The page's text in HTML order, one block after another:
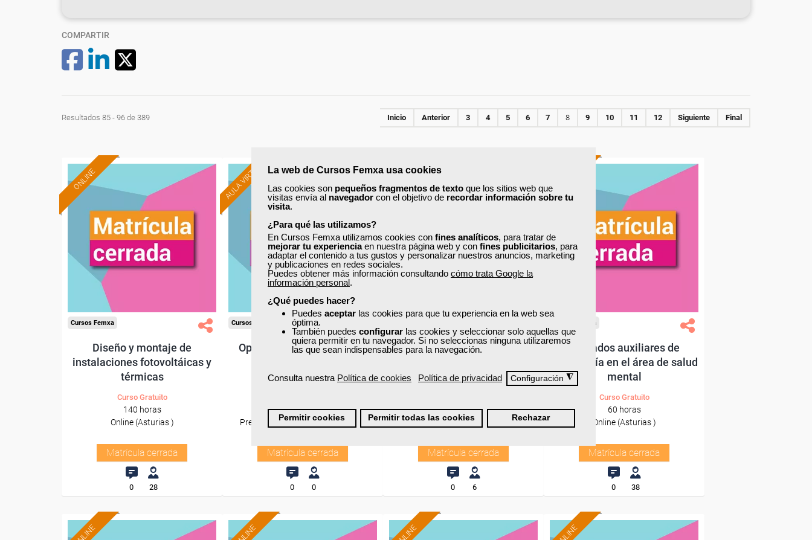
La web de Cursos Femxa usa cookies
Las cookies son pequeños fragmentos de texto que los sitios web que
visitas envía al navegador con el objetivo de recordar información sobre tu
visita.
¿Para qué las utilizamos?
En Cursos Femxa utilizamos cookies con fines analíticos, para tratar de
mejorar tu experienciaen nuestra página web y con fines publicitarios, para
adaptar el contenido a tus gustos y personalizar nuestros anuncios, marketing
y publicaciones en redes sociales.
Puedes obtener más información consultando cómo trata Google la
información personal.
¿Qué puedes hacer?
Puedes aceptar las cookies para que tu experiencia en la web sea
óptima.
También puedes configurar las cookies y seleccionar solo aquellas que
quiera permitir en tu navegador. Si no seleccionas ninguna utilizaremos
las que sean indispensables para la navegación.
Consulta nuestra Política de cookies Política de privacidad Configuración ◮
Permitir cookies Permitir todas las cookies Rechazar
COMPARTIR
Resultados 85 - 96 de 389 Inicio Anterior 3 4 5 6 7 8 9 10 11 12 Siguiente Final
ONLINE
Cursos Femxa
Diseño y montaje de
instalaciones fotovoltáicas y
térmicas
Curso Gratuito
140 horas
Online (Asturias )
Matrícula cerrada
0 28
AULA VIRTUAL
Cursos Femxa
Optimización de la cadena
90 horas
Presencial - Aula virtual en Madrid
Matrícula cerrada
0 0
PRESENCIAL
Social media marketing y
online
40 horas
Presencial - Aula virtual en Asturias
Matrícula cerrada
0 6
Cursos Femxa
Cuidados auxiliares de
enfermería en el área de salud
mental
Curso Gratuito
60 horas
Online (Asturias )
Matrícula cerrada
0 38